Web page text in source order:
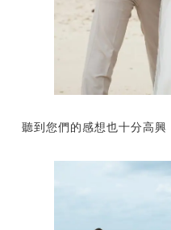
聽到您們的感想也十分高